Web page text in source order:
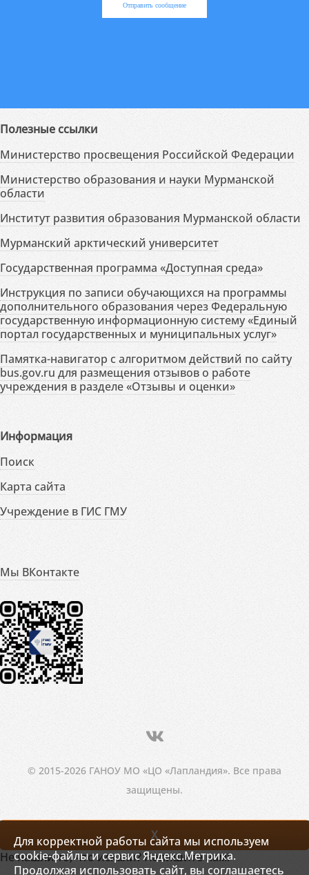
Отправить сообщение
Полезные ссылки
Министерство просвещения Российской Федерации
Министерство образования и науки Мурманской
области
Институт развития образования Мурманской области
Мурманский арктический университет
Государственная программа «Доступная среда»
Инструкция по записи обучающихся на программы
дополнительного образования через Федеральную
государственную информационную систему «Единый
портал государственных и муниципальных услуг»
Памятка-навигатор с алгоритмом действий по сайту
bus.gov.ru для размещения отзывов о работе
учреждения в разделе «Отзывы и оценки»
Информация
Поиск
Карта сайта
Учреждение в ГИС ГМУ
Мы ВКонтакте
© 2015-2026 ГАНОУ МО «ЦО «Лапландия». Все права
защищены.
Для корректной работы сайта мы используем
cookie-файлы и сервис Яндекс.Метрика.
Продолжая использовать сайт, вы соглашаетесь
X
Не нашли то, что искали? Напишите нам!